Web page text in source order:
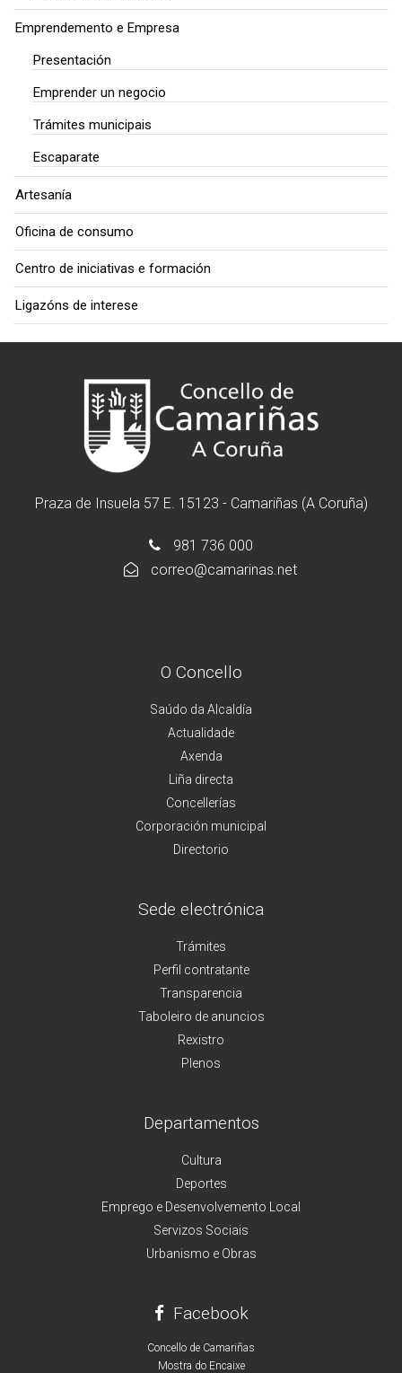
Emprendemento e Empresa
Presentación
Emprender un negocio
Trámites municipais
Escaparate
Artesanía
Oficina de consumo
Centro de iniciativas e formación
Ligazóns de interese
Praza de Insuela 57 E. 15123 - Camariñas (A Coruña)
981 736 000
correo@camarinas.net
O Concello
Saúdo da Alcaldía
Actualidade
Axenda
Liña directa
Concellerías
Corporación municipal
Directorio
Sede electrónica
Trámites
Perfil contratante
Transparencia
Taboleiro de anuncios
Rexistro
Plenos
Departamentos
Cultura
Deportes
Emprego e Desenvolvemento Local
Servizos Sociais
Urbanismo e Obras
Facebook
Concello de Camariñas
Mostra do Encaixe